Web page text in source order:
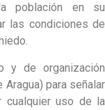
población en su
las condiciones de
y de organización
para señalar
cualquier uso de la